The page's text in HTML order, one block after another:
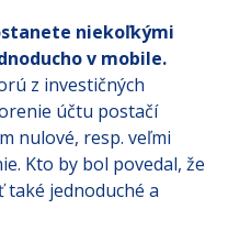
niekoľkými
v mobile.
z investičných
účtu postačí
nulové, resp. veľmi
Kto by bol povedal, že
také jednoduché a